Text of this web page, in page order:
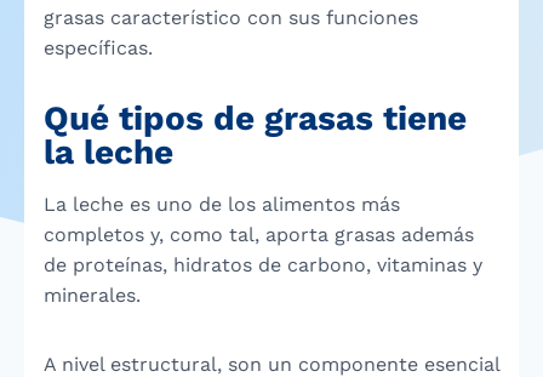
grasas característico con sus funciones
específicas.
Qué tipos de grasas tiene
la leche
La leche es uno de los alimentos más
completos y, como tal, aporta grasas además
de proteínas, hidratos de carbono, vitaminas y
minerales.
A nivel estructural, son un componente esencial